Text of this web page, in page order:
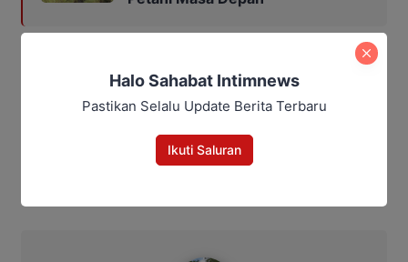
Halo Sahabat Intimnews
Pastikan Selalu Update Berita Terbaru
Ikuti Saluran